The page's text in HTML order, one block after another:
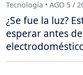
Tecnología • AGO 5 /
¿Se fue la luz?
esperar antes